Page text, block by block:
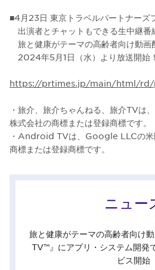
■4月23日 東京トラベルパートナーズ
出演者とチャットもできる⽣中継番
旅と健康がテーマの⾼齢者向け動画
2024年5⽉1⽇（⽔）より放送開始！
https://prtimes.jp/main/html/
・旅介、旅介ちゃんねる、旅介TVは
株式会社の商標または登録商標です。
・Android TVは、Google LLCの米
商標または登録商標です。
ニュー
旅と健康がテーマの高齢者向け
TV™』にアプリ・システム開発
ビス開始